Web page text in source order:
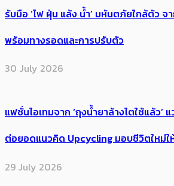
รับมือ ‘ไฟ ฝุ่น แล้ง น้ำ’ มหันตภัยใกล้ตัว จา
พร้อมทางรอดและการปรับตัว
30 July 2026
แฟชั่นไอเทมจาก ‘ถุงน้ำยาล้างไตใช้แล้ว’
ต่อยอดแนวคิด Upcycling มอบชีวิตใหม่ใ
29 July 2026